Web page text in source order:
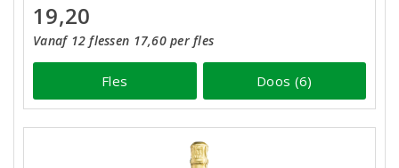
19,20
Vanaf 12 flessen 17,60 per fles
Fles Doos (6)